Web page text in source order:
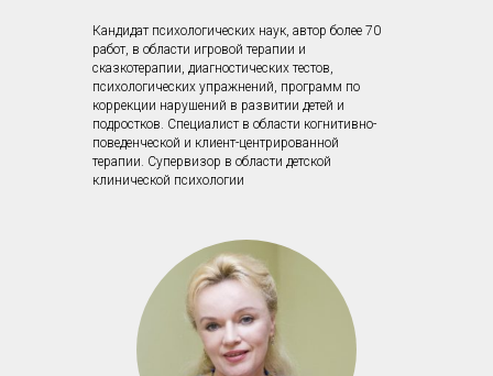
Кандидат психологических наук, автор более 70
работ, в области игровой терапии и
сказкотерапии, диагностических тестов,
психологических упражнений, программ по
коррекции нарушений в развитии детей и
подростков. Специалист в области когнитивно-
поведенческой и клиент-центрированной
терапии. Супервизор в области детской
клинической психологии